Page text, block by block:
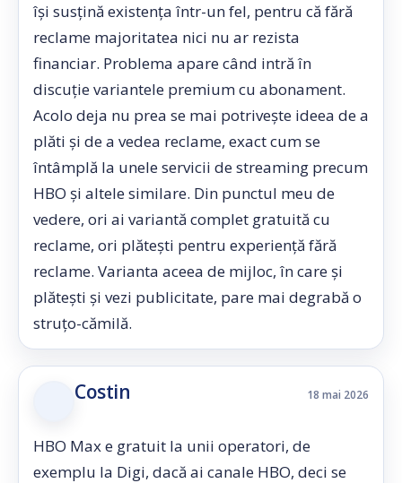
își susțină existența într-un fel, pentru că fără
reclame majoritatea nici nu ar rezista
financiar. Problema apare când intră în
discuție variantele premium cu abonament.
Acolo deja nu prea se mai potrivește ideea de a
plăti și de a vedea reclame, exact cum se
întâmplă la unele servicii de streaming precum
HBO și altele similare. Din punctul meu de
vedere, ori ai variantă complet gratuită cu
reclame, ori plătești pentru experiență fără
reclame. Varianta aceea de mijloc, în care și
plătești și vezi publicitate, pare mai degrabă o
struțo-cămilă.
Costin 18 mai 2026
HBO Max e gratuit la unii operatori, de
exemplu la Digi, dacă ai canale HBO, deci se